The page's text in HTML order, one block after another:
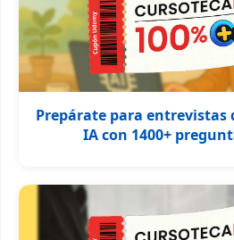
Prepárate para entrevistas
IA con 1400+